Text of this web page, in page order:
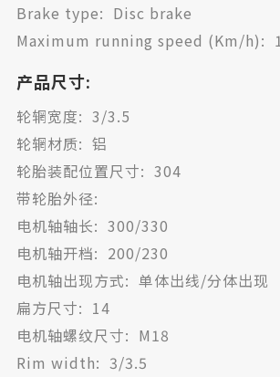
Brake type: Disc brake
Maximum running speed (Km/h):
产品尺寸:
轮辋宽度: 3/3.5
轮辋材质: 铝
轮胎装配位置尺寸: 304
带轮胎外径:
电机轴轴长: 300/330
电机轴开档: 200/230
电机轴出现方式: 单体出线/分体出现
扁方尺寸: 14
电机轴螺纹尺寸: M18
Rim width: 3/3.5